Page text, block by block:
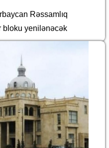
Rəssamlıq
bloku yenilənəcək